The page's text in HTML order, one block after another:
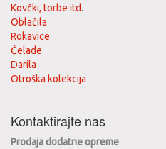
Kovčki, torbe itd.
Oblačila
Rokavice
Čelade
Darila
Otroška kolekcija
Kontaktirajte nas
Prodaja dodatne opreme